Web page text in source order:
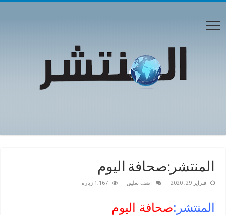
المنتشر:صحافة اليوم
فبراير 29, 2020 اضف تعليق 1,167 زيارة
المنتشر:صحافة اليوم